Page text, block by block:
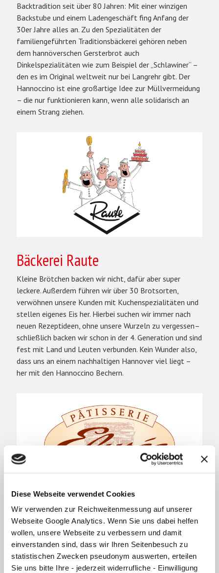
Diese Webseite verwendet Cookies
Wir verwenden zur Reichweitenmessung auf unserer
Webseite Google Analytics. Wenn Sie uns dabei helfen
wollen, unsere Webseite zu verbessern und damit
einverstanden sind, dass wir Ihren Seitenbesuch zu
statistischen Zwecken pseudonym auswerten, erteilen
Sie uns bitte Ihre - jederzeit widerrufliche - Einwilligung
Backtradition seit über 80 Jahren: Mit einer winzigen
Backstube und einem Ladengeschäft fing Anfang der
30er Jahre alles an. Zu den Spezialitäten der
familiengeführten Traditionsbäckerei gehören neben
dem hannöverschen Gersterbrot auch
Dinkelspezialitäten wie zum Beispiel der „Schlawiner“ –
den es im Original weltweit nur bei Langrehr gibt. Der
Hannoccino ist eine großartige Idee zur Müllvermeidung
– die nur funktionieren kann, wenn alle solidarisch an
einem Strang ziehen.
Bäckerei Raute
Kleine Brötchen backen wir nicht, dafür aber super
leckere. Außerdem führen wir über 30 Brotsorten,
verwöhnen unsere Kunden mit Kuchenspezialitäten und
stellen eigenes Eis her. Hierbei suchen wir immer nach
neuen Rezeptideen, ohne unsere Wurzeln zu vergessen–
schließlich backen wir schon in der 4. Generation und sind
fest mit Land und Leuten verbunden. Kein Wunder also,
dass uns an einem nachhaltigen Hannover viel liegt –
her mit den Hannoccino Bechern.
Pâtisserie Elysée
5 Mal gibt es die Pâtisserie Elysée in Hannover. Dort
werden jeden Morgen frisch himmlische Tartes und
Törtchen, Petit Fours, Macarons und knusprige